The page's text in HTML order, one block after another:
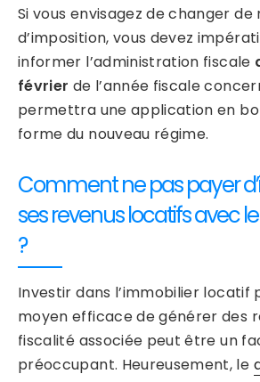
Si vous envisagez de changer de
d’imposition, vous devez
informer l’administration fiscale
février de l’année fiscale
permettra une application en
forme du nouveau régime.
Comment ne pas payer
ses revenus locatifs avec
?
Investir dans l’immobilier locatif
moyen efficace de générer des
fiscalité associée peut être un
préoccupant. Heureusement, le